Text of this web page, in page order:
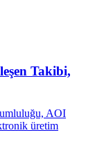
Takibi,
AOI
üretim